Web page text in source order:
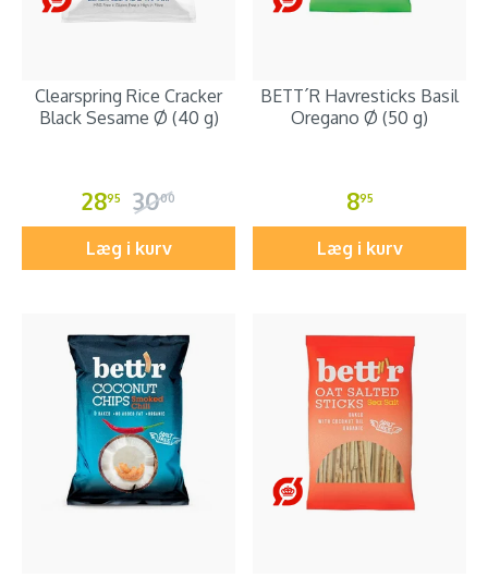
Clearspring Rice Cracker
Black Sesame Ø (40 g)
2895 3000
Læg i kurv
BETT´R Havresticks Basil
Oregano Ø (50 g)
895
Læg i kurv